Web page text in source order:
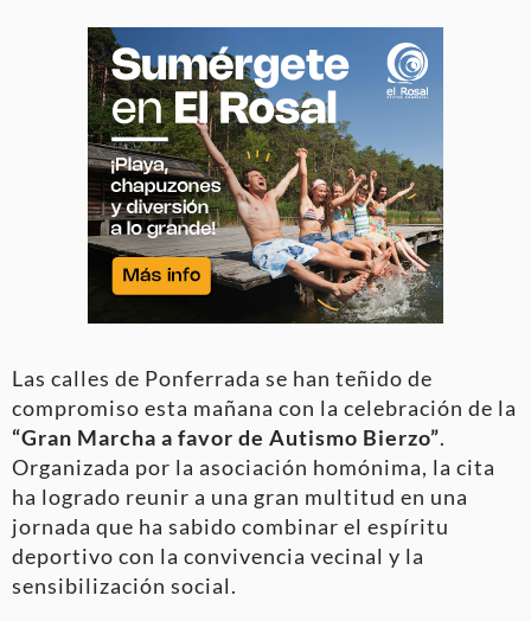
Las calles de Ponferrada se han teñido de
compromiso esta mañana con la celebración de la
“Gran Marcha a favor de Autismo Bierzo”.
Organizada por la asociación homónima, la cita
ha logrado reunir a una gran multitud en una
jornada que ha sabido combinar el espíritu
deportivo con la convivencia vecinal y la
sensibilización social.